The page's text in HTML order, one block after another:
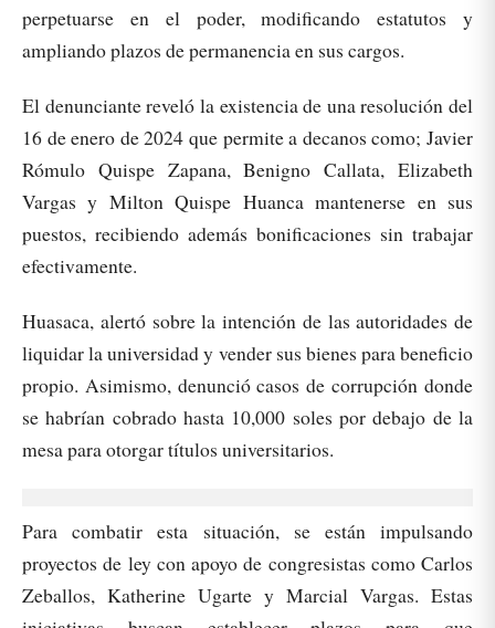
perpetuarse en el poder, modificando estatutos y
ampliando plazos de permanencia en sus cargos.
El denunciante reveló la existencia de una resolución del
16 de enero de 2024 que permite a decanos como; Javier
Rómulo Quispe Zapana, Benigno Callata, Elizabeth
Vargas y Milton Quispe Huanca mantenerse en sus
puestos, recibiendo además bonificaciones sin trabajar
efectivamente.
Huasaca, alertó sobre la intención de las autoridades de
liquidar la universidad y vender sus bienes para beneficio
propio. Asimismo, denunció casos de corrupción donde
se habrían cobrado hasta 10,000 soles por debajo de la
mesa para otorgar títulos universitarios.
Para combatir esta situación, se están impulsando
proyectos de ley con apoyo de congresistas como Carlos
Zeballos, Katherine Ugarte y Marcial Vargas. Estas